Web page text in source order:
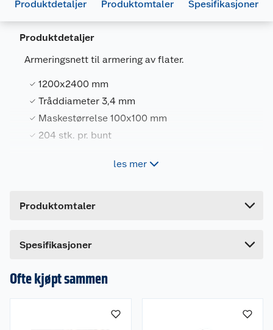
Produktdetaljer Produktomtaler Spesifikasjoner
Produktdetaljer
Armeringsnett til armering av flater.
1200x2400 mm
Tråddiameter 3,4 mm
Maskestørrelse 100x100 mm
204 stk. pr. bunt
204 stk. pr. bunt.
les mer
Produktomtaler
Spesifikasjoner
Leverandørens artikkelnummer
Ofte kjøpt sammen